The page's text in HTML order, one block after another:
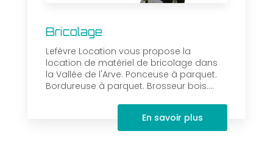
Bricolage
Lefèvre Location vous propose la
location de matériel de bricolage dans
la Vallée de l'Arve. Ponceuse à parquet.
Bordureuse à parquet. Brosseur bois....
En savoir plus